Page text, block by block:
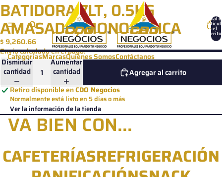
Total
en el
CategoríasMarcasQuienes SomosContáctanos
BATIDORA 7LT, 0.5KG
AMASADO, MONOFÁSICA
$ 9,260.66
Envío calculado en el pago.
Disminuir
cantidad
Aumentar
cantidad
Agregar al carrito
Retiro disponible enCDO Negocios
Normalmente está listo en 5 días o más
Ver la información de la tienda
VA BIEN CON...
CAFETERÍASREFRIGERACIÓN